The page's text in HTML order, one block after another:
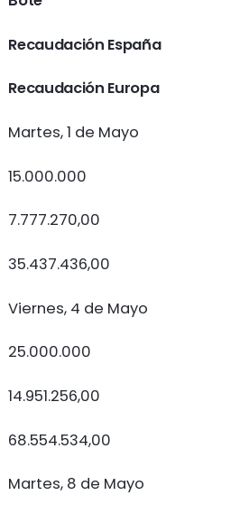
Recaudación España
Recaudación Europa
Martes, 1 de Mayo
15.000.000
7.777.270,00
35.437.436,00
Viernes, 4 de Mayo
25.000.000
14.951.256,00
68.554.534,00
Martes, 8 de Mayo